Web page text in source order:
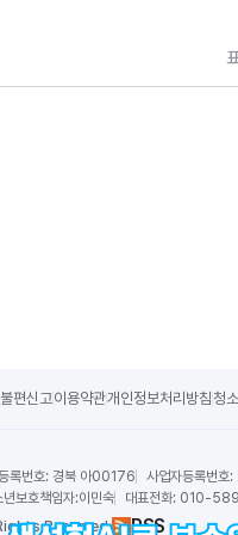
불편신고이용약관개인정보처리방침 청
록번호: 경북 아00176 사업자등록번호:
년보호책임자:이민숙 대표전화: 010-
Reserved. RSS